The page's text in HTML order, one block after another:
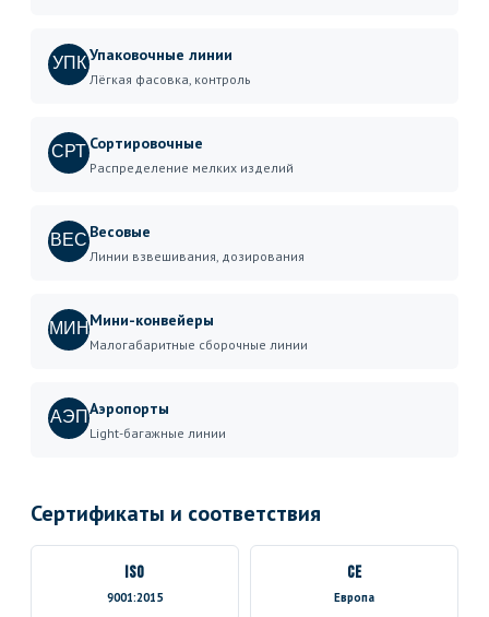
УПКУпаковочные линии
Лёгкая фасовка, контроль
СРТ Сортировочные
Распределение мелких изделий
ВЕС Весовые
Линии взвешивания, дозирования
МИНМини-конвейеры
Малогабаритные сборочные линии
АЭПАэропорты
Light-багажные линии
Сертификаты и соответствия
ISO
9001:2015
CE
Европа